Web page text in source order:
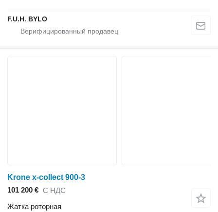
F.U.H. BYLO
Krone x-collect 900-3
101 200 € С НДС
Жатка роторная